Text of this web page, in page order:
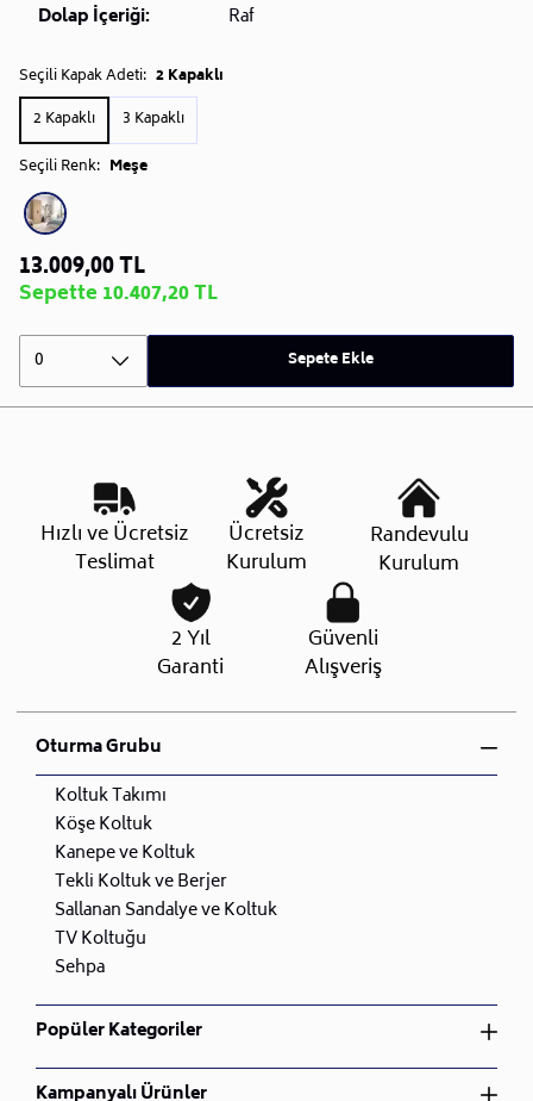
Dolap İçeriği:
Raf
Seçili Kapak Adeti: 2 Kapaklı
2 Kapaklı
3 Kapaklı
Seçili Renk: Meşe
13.009,00 TL
Sepette 10.407,20 TL
0 Sepete Ekle
Hızlı ve Ücretsiz
Teslimat
Ücretsiz
Kurulum
Randevulu
Kurulum
2 Yıl
Garanti
Güvenli
Alışveriş
Oturma Grubu
Koltuk Takımı
Köşe Koltuk
Kanepe ve Koltuk
Tekli Koltuk ve Berjer
Sallanan Sandalye ve Koltuk
TV Koltuğu
Sehpa
Popüler Kategoriler
Yatak Odası Takımı
Kampanyalı Ürünler